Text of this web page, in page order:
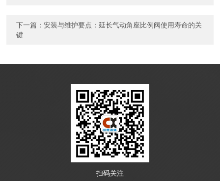
下一篇：安装与维护要点：延长气动角座比例阀使用寿命的关
键
扫码关注